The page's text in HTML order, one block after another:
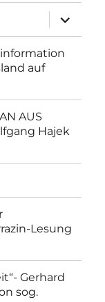
anzeigen
auf
AUS
Hajek
Lesung
Gerhard
sog.